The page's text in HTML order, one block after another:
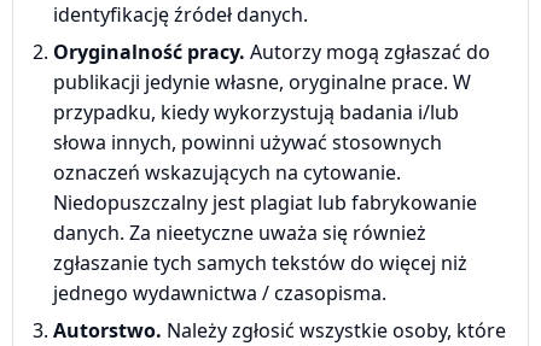
identyfikację źródeł danych.
Oryginalność pracy. Autorzy mogą zgłaszać do
publikacji jedynie własne, oryginalne prace. W
przypadku, kiedy wykorzystują badania i/lub
słowa innych, powinni używać stosownych
oznaczeń wskazujących na cytowanie.
Niedopuszczalny jest plagiat lub fabrykowanie
danych. Za nieetyczne uważa się również
zgłaszanie tych samych tekstów do więcej niż
jednego wydawnictwa / czasopisma.
Autorstwo. Należy zgłosić wszystkie osoby, które